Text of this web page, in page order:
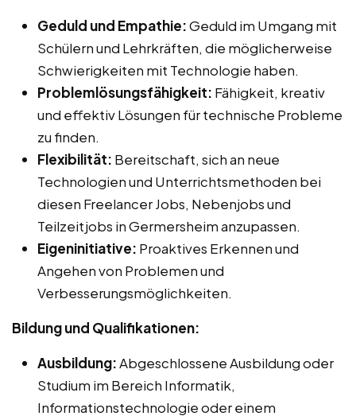
Geduld und Empathie:Geduld im Umgang mit
Schülern und Lehrkräften, die möglicherweise
Schwierigkeiten mit Technologie haben.
Problemlösungsfähigkeit: Fähigkeit, kreativ
und effektiv Lösungen für technische Probleme
zu finden.
Flexibilität: Bereitschaft, sich an neue
Technologien und Unterrichtsmethoden bei
diesen Freelancer Jobs, Nebenjobs und
Teilzeitjobs in Germersheim anzupassen.
Eigeninitiative: Proaktives Erkennen und
Angehen von Problemen und
Verbesserungsmöglichkeiten.
Bildung und Qualifikationen:
Ausbildung:Abgeschlossene Ausbildung oder
Studium im Bereich Informatik,
Informationstechnologie oder einem